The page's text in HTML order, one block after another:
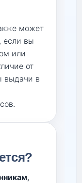
может
если вы
или
от
выдачи в
,